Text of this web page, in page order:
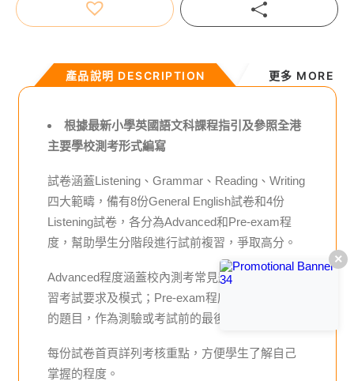
Link
產品說明 DESCRIPTION 更多 MORE
根據最新小學英國語文科課程指引及參照全港
主要學校測考形式編寫
試卷涵蓋Listening、Grammar、Reading、Writing
四大範疇，備有8份General English試卷和4份
Listening試卷，各分為Advanced和Pre-exam程
度，幫助學生分階段進行試前複習，爭取高分。
Advanced程度涵蓋校內測考常見題型，讓學生熟
習考試要求及模式；Pre-exam程度加入難度較高
的題目，作為測驗或考試前的最後操練。
每份試卷首頁詳列考核重點，方便學生了解自己
掌握的程度。
×